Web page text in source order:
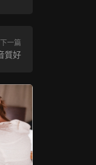
下一篇
質好